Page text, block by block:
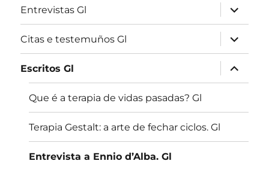
Entrevistas Gl
expandir
menú
fillo
Citas e testemuños Gl
expandir
menú
fillo
Escritos Gl
expandir
menú
fillo
Que é a terapia de vidas pasadas? Gl
Terapia Gestalt: a arte de fechar ciclos. Gl
Entrevista a Ennio d’Alba. Gl